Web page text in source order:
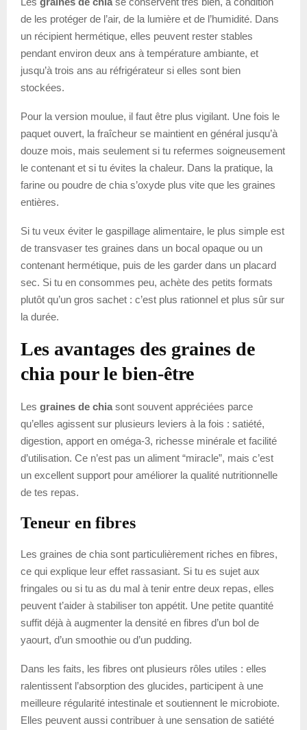
de les protéger de l’air, de la lumière et de l’humidité. Dans
un récipient hermétique, elles peuvent rester stables
pendant environ deux ans à température ambiante, et
jusqu’à trois ans au réfrigérateur si elles sont bien
stockées.
Pour la version moulue, il faut être plus vigilant. Une fois le
paquet ouvert, la fraîcheur se maintient en général jusqu’à
douze mois, mais seulement si tu refermes soigneusement
le contenant et si tu évites la chaleur. Dans la pratique, la
farine ou poudre de chia s’oxyde plus vite que les graines
entières.
Si tu veux éviter le gaspillage alimentaire, le plus simple est
de transvaser tes graines dans un bocal opaque ou un
contenant hermétique, puis de les garder dans un placard
sec. Si tu en consommes peu, achète des petits formats
plutôt qu’un gros sachet : c’est plus rationnel et plus sûr sur
la durée.
Les avantages des graines de
chia pour le bien-être
Les graines de chia sont souvent appréciées parce
qu’elles agissent sur plusieurs leviers à la fois : satiété,
digestion, apport en oméga-3, richesse minérale et facilité
d’utilisation. Ce n’est pas un aliment “miracle”, mais c’est
un excellent support pour améliorer la qualité nutritionnelle
de tes repas.
Teneur en fibres
Les graines de chia sont particulièrement riches en fibres,
ce qui explique leur effet rassasiant. Si tu es sujet aux
fringales ou si tu as du mal à tenir entre deux repas, elles
peuvent t’aider à stabiliser ton appétit. Une petite quantité
suffit déjà à augmenter la densité en fibres d’un bol de
yaourt, d’un smoothie ou d’un pudding.
Dans les faits, les fibres ont plusieurs rôles utiles : elles
ralentissent l’absorption des glucides, participent à une
meilleure régularité intestinale et soutiennent le microbiote.
Elles peuvent aussi contribuer à une sensation de satiété